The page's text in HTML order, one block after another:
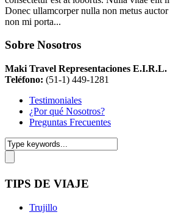
Donec ullamcorper nulla non metus
non mi porta...
Sobre Nosotros
Maki Travel Representaciones E.I.R.L.
Teléfono: (51-1) 449-1281
Testimoniales
¿Por qué Nosotros?
Preguntas Frecuentes
TIPS DE VIAJE
Trujillo